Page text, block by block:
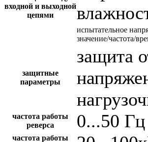
входной и выходной
цепями
испытательное
значение/частота/
защитные
параметры
защита
частота работы
реверса
0...50
частота работы